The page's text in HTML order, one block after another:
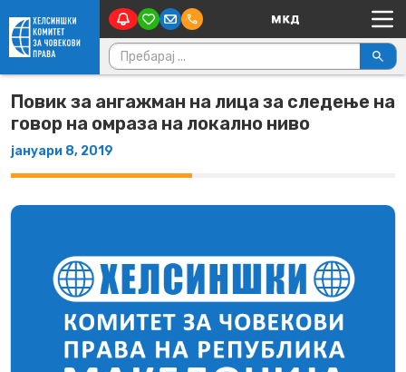
Skip to content Main Navigation
Пребарувај за:
Повик за ангажман на лица за следење на
говор на омраза на локално ниво
јануари 8, 2019